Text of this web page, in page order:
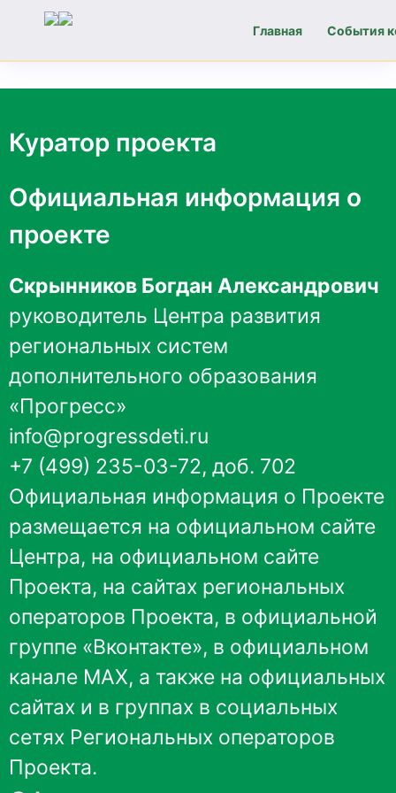
Главная События
поКуратор проекта
Официальная информация о
проекте
Скрынников Богдан Александрович
руководитель Центра развития
региональных систем
дополнительного образования
«Прогресс»
info@progressdeti.ru
+7 (499) 235-03-72, доб. 702
Официальная информация о Проекте
размещается на официальном сайте
Центра, на официальном сайте
Проекта, на сайтах региональных
операторов Проекта, в официальной
группе «Вконтакте», в официальном
канале MAX, а также на официальных
сайтах и в группах в социальных
сетях Региональных операторов
Проекта.